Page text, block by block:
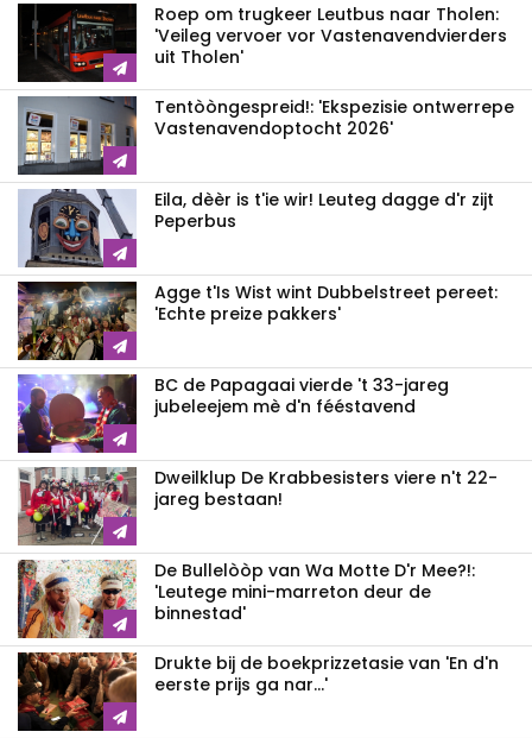
Roep om trugkeer Leutbus naar Tholen:
'Veileg vervoer vor Vastenavendvierders
uit Tholen'
Tentòòngespreid!: 'Ekspezisie ontwerrepe
Vastenavendoptocht 2026'
Eila, dèèr is t'ie wir! Leuteg dagge d'r zijt
Peperbus
Agge t'Is Wist wint Dubbelstreet pereet:
'Echte preize pakkers'
BC de Papagaai vierde 't 33-jareg
jubeleejem mè d'n fééstavend
Dweilklup De Krabbesisters viere n't 22-
jareg bestaan!
De Bullelòòp van Wa Motte D'r Mee?!:
'Leutege mini-marreton deur de
binnestad'
Drukte bij de boekprizzetasie van 'En d'n
eerste prijs ga nar...'